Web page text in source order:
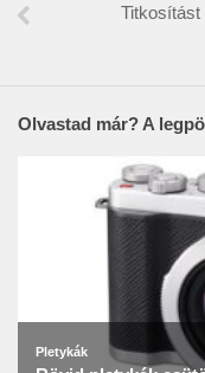
Titkosítást
Olvastad már? A